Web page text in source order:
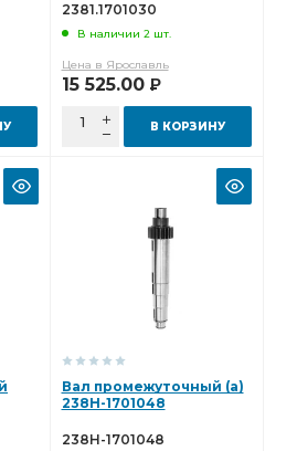
2381.1701030
В наличии 2 шт.
Цена в Ярославль
15 525.00 Р
В КОРЗИНУ
Вал промежуточный (а)
238Н-1701048
238Н-1701048